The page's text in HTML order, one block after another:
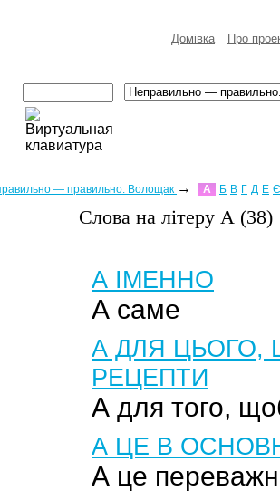
Домівка Про
— правильно. Волощак → А Б В Г Д Е Є
Слова на лiтеру А (38)
А ІМЕННО
А саме
А ДЛЯ ЦЬОГО,
РЕЦЕПТИ
А для того,
А ЦЕ В
А це